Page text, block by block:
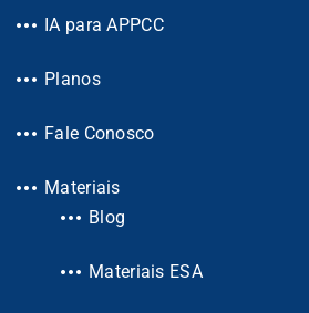
IA para APPCC
Planos
Fale Conosco
Materiais
Blog
Materiais ESA